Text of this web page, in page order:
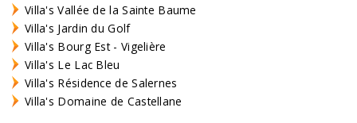
Villa's Vallée de la Sainte Baume
Villa's Jardin du Golf
Villa's Bourg Est - Vigelière
Villa's Le Lac Bleu
Villa's Résidence de Salernes
Villa's Domaine de Castellane